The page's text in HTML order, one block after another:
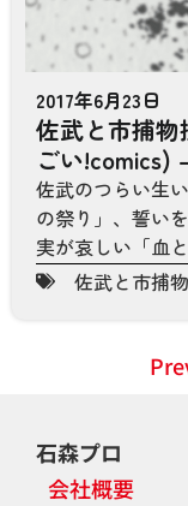
2017年6月23日
佐武と市捕
ごい!comics)
佐武のつらい生
の祭り」、誓い
実が哀しい「血
佐武と市捕
石森プロ
会社概要